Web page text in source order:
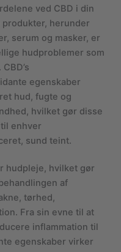
ved CBD i din
herunder
serum og masker, er
hudproblemer som
egenskaber
hud, fugte og
hvilket gør disse
enhver
sund teint.
hudpleje, hvilket gør
af
tørhed,
Fra sin evne til at
inflammation til
egenskaber virker